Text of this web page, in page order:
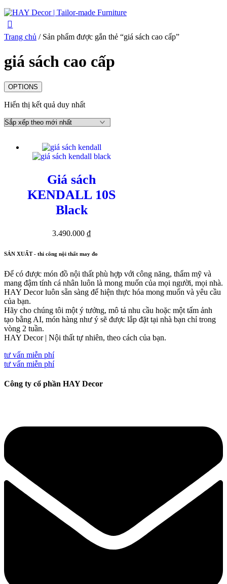
Trang chủ / Sản phẩm được gắn thẻ “giá sách cao cấp”
giá sách cao cấp
OPTIONS
Hiển thị kết quả duy nhất
Giá sách
KENDALL 10S
Black
3.490.000 ₫
SẢN XUẤT - thi công nội thất may đo
Để có được món đồ nội thất phù hợp với công năng, thẩm mỹ và
mang đậm tính cá nhân luôn là mong muốn của mọi người, mọi nhà.
HAY Decor luôn sẵn sàng để hiện thực hóa mong muốn và yêu cầu
của bạn.
Hãy cho chúng tôi một ý tưởng, mô tả nhu cầu hoặc một tấm ảnh
tạo bằng AI, món hàng như ý sẽ được lắp đặt tại nhà bạn chỉ trong
vòng 2 tuần.
HAY Decor | Nội thất tự nhiên, theo cách của bạn.
tư vấn miễn phí
tư vấn miễn phí
Công ty cổ phần HAY Decor